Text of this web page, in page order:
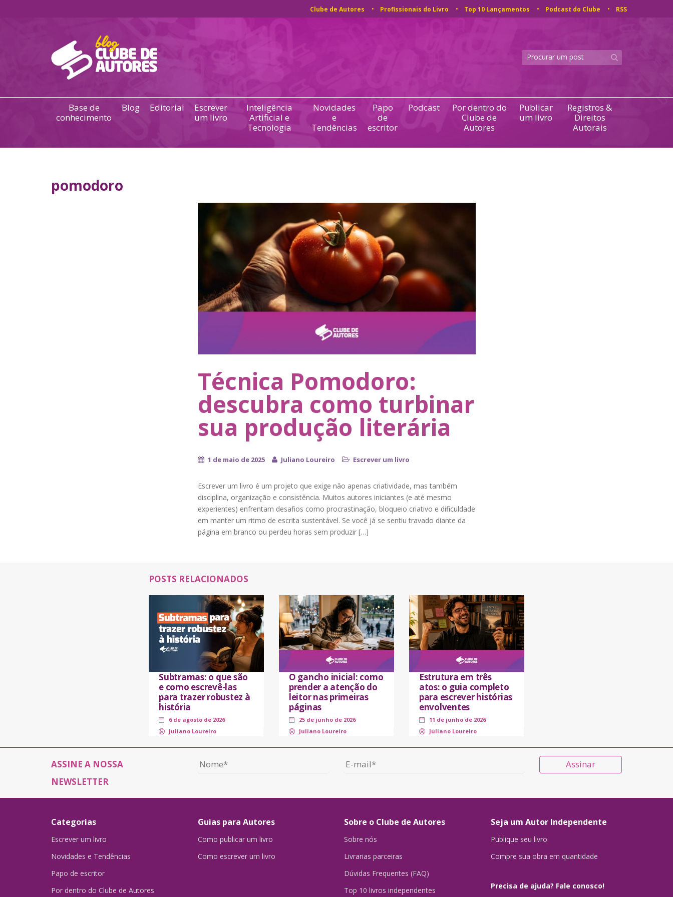
Clube de Autores Profissionais do Livro Top 10 Lançamentos Podcast do Clube RSS
Base de
conhecimento
Blog Editorial
Escrever
um livro
Inteligência
Artificial e
Tecnologia
Novidades
e
Tendências
Papo
de
escritor
Podcast
Por dentro do
Clube de
Autores
Publicar
um livro
Registros &
Direitos
Autorais
pomodoro
Técnica Pomodoro:
descubra como turbinar
sua produção literária
1 de maio de 2025 Juliano Loureiro Escrever um livro
Escrever um livro é um projeto que exige não apenas criatividade, mas também
disciplina, organização e consistência. Muitos autores iniciantes (e até mesmo
experientes) enfrentam desafios como procrastinação, bloqueio criativo e dificuldade
em manter um ritmo de escrita sustentável. Se você já se sentiu travado diante da
página em branco ou perdeu horas sem produzir […]
POSTS RELACIONADOS
Subtramas: o que são
e como escrevê-las
para trazer robustez à
história
6 de agosto de 2026
Juliano Loureiro
O gancho inicial: como
prender a atenção do
leitor nas primeiras
páginas
25 de junho de 2026
Juliano Loureiro
Estrutura em três
atos: o guia completo
para escrever histórias
envolventes
11 de junho de 2026
Juliano Loureiro
ASSINE A NOSSA
NEWSLETTER
Assinar
Categorias
Escrever um livro
Novidades e Tendências
Papo de escritor
Por dentro do Clube de Autores
Guias para Autores
Como publicar um livro
Como escrever um livro
Sobre o Clube de Autores
Sobre nós
Livrarias parceiras
Dúvidas Frequentes (FAQ)
Top 10 livros independentes
Seja um Autor Independente
Publique seu livro
Compre sua obra em quantidade
Precisa de ajuda? Fale conosco!